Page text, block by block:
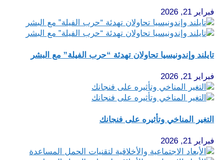
فبراير 21, 2026
تايلند وإندونيسيا تحاولان تهدئة “حرب الفيلة” مع البشر
فبراير 21, 2026
التغير المناخي وتأثيره على فنجانك
فبراير 21, 2026